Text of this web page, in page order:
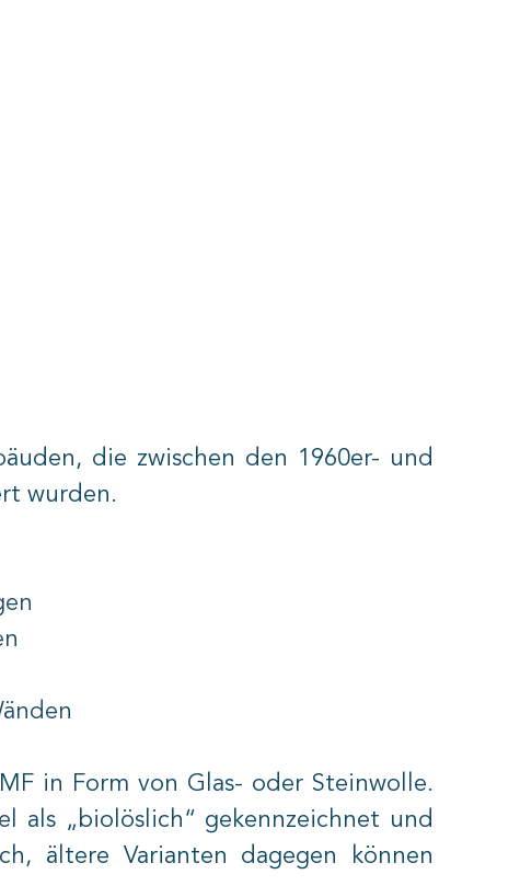
die zwischen den 1960er- und
wurden.
in Form von Glas- oder Steinwolle.
als „biolöslich“ gekennzeichnet und
ältere Varianten dagegen können